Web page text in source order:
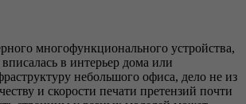
многофункционального устройства,
в интерьер дома или
небольшого офиса, дело не из
и скорости печати претензий почти